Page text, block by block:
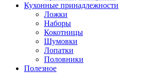
Кухонные принадлежности
Ложки
Наборы
Кокотницы
Шумовки
Лопатки
Половники
Полезное